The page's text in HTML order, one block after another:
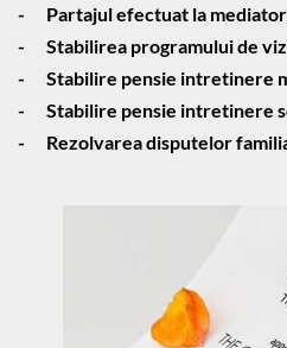
-	Partajul efectuat la
-	Stabilirea programului de
-	Stabilire pensie intretinere
-	Stabilire pensie intretinere
-	Rezolvarea disputelor